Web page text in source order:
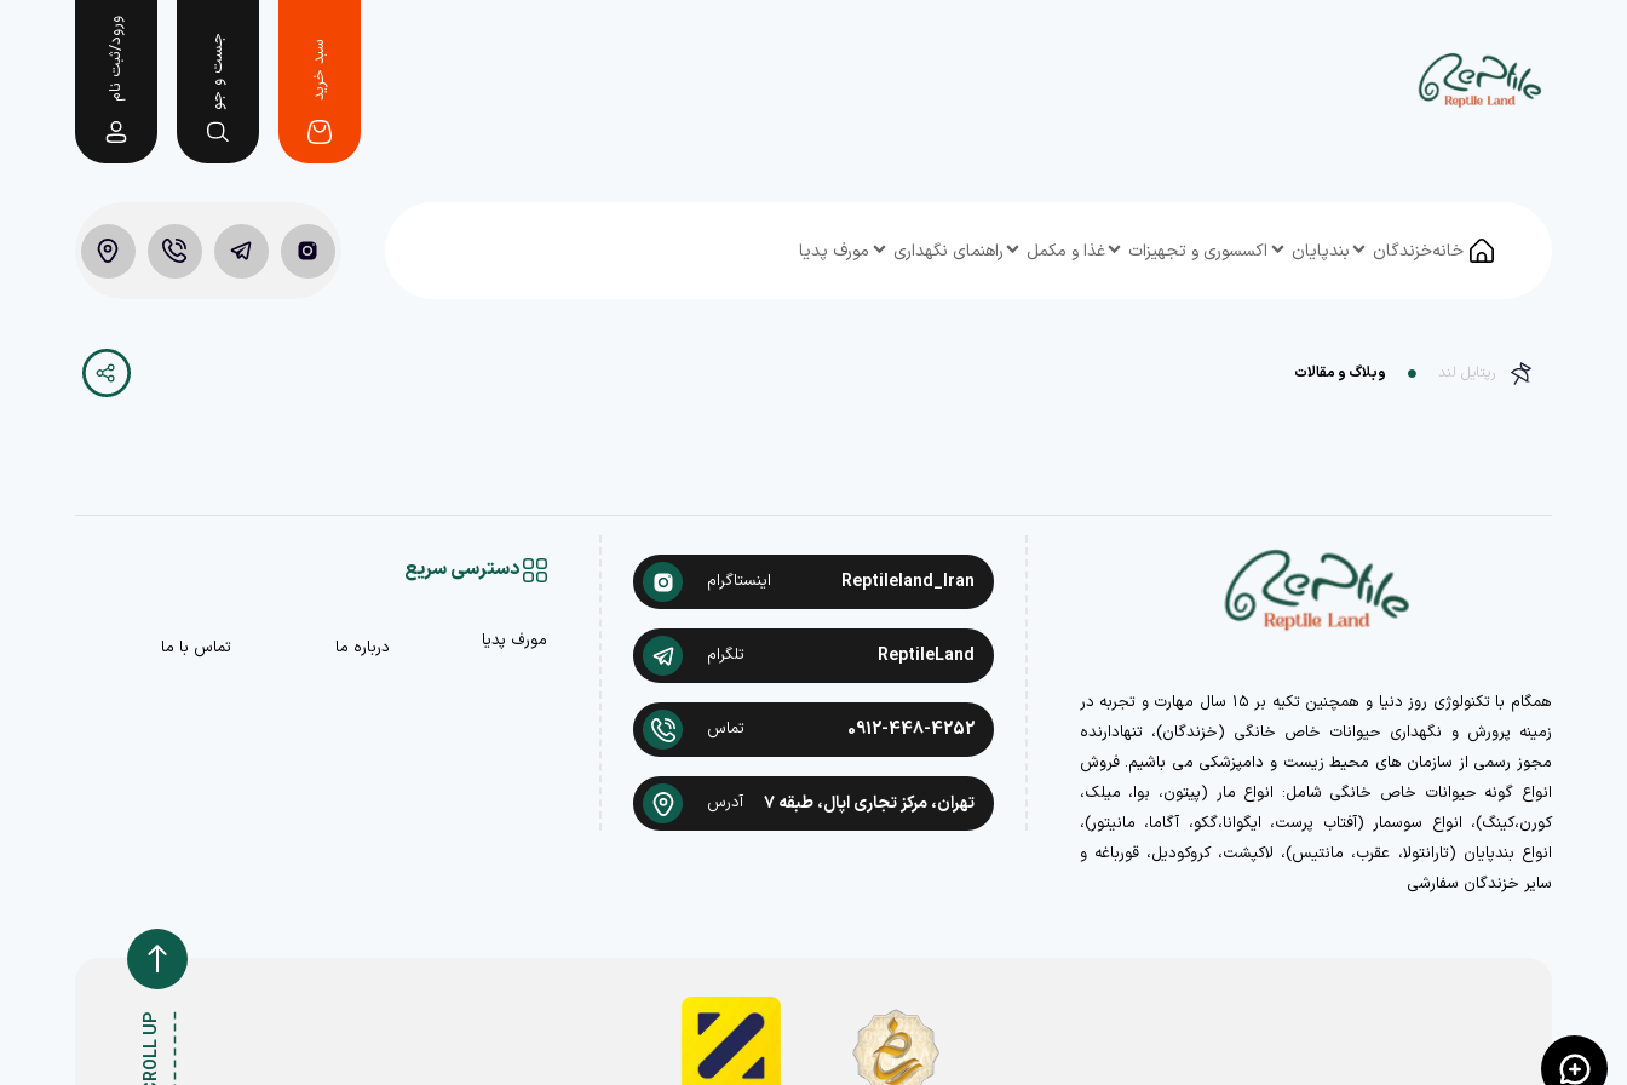
سبد خرید جست و جو ورود/ثبت نام
خانهخزندگان بندپایان اکسسوری و تجهیزات غذا و مکمل راهنمای نگهداری مورف پدیا
رپتایل لند وبلاگ و مقالات
همگام با تکنولوژی روز دنیا و همچنین تکیه بر ۱۵ سال مهارت و تجربه در
زمینه پرورش و نگهداری حیوانات خاص خانگی (خزندگان)، تنهادارنده
مجوز رسمی از سازمان های محیط زیست و دامپزشکی می باشیم. فروش
انواع گونه حیوانات خاص خانگی شامل: انواع مار (پیتون، بوا، میلک،
کورن،کینگ)، انواع سوسمار (آفتاب پرست، ایگوانا،گکو، آگاما، مانیتور)،
انواع بندپایان (تارانتولا، عقرب، مانتیس)، لاکپشت، کروکودیل، قورباغه و
سایر خزندگان سفارشی
Reptileland_Iran اینستاگرام
ReptileLand تلگرام
0912-448-4252 تماس
تهران، مرکز تجاری اپال، طبقه ۷ آدرس
دسترسی سریع
مورف پدیا درباره ما تماس با ما
SCROLL UP